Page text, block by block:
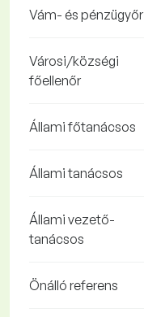
Vám- és pénzügyőr
Városi/községi
főellenőr
Állami főtanácsos
Állami tanácsos
Állami vezető-
tanácsos
Önálló referens